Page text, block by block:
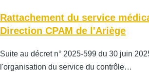
Rattachement du service
Direction CPAM de l'Ariège
Suite au décret n° 2025-599 du 30 juin
l'organisation du service du contrôle…